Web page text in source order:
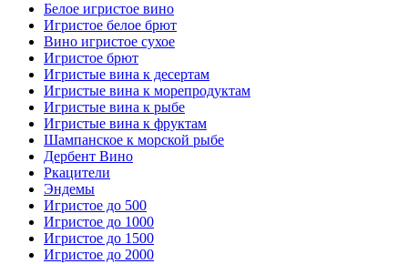
Белое игристое вино
Игристое белое брют
Вино игристое сухое
Игристое брют
Игристые вина к десертам
Игристые вина к морепродуктам
Игристые вина к рыбе
Игристые вина к фруктам
Шампанское к морской рыбе
Дербент Вино
Ркацители
Эндемы
Игристое до 500
Игристое до 1000
Игристое до 1500
Игристое до 2000